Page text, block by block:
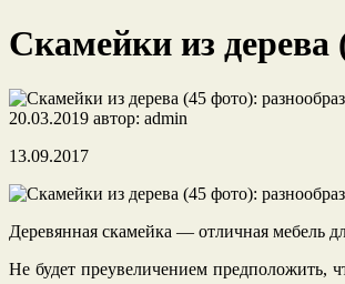
Скамейки из дерева
20.03.2019 автор: admin
13.09.2017
Деревянная скамейка — отличная мебель
Не будет преувеличением предположить,